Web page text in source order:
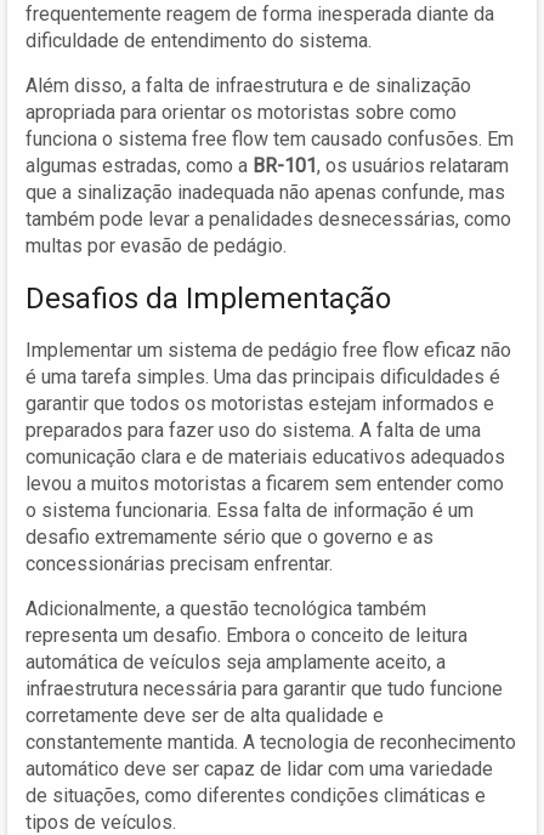
frequentemente reagem de forma inesperada diante da
dificuldade de entendimento do sistema.
Além disso, a falta de infraestrutura e de sinalização
apropriada para orientar os motoristas sobre como
funciona o sistema free flow tem causado confusões. Em
algumas estradas, como a BR-101, os usuários relataram
que a sinalização inadequada não apenas confunde, mas
também pode levar a penalidades desnecessárias, como
multas por evasão de pedágio.
Desafios da Implementação
Implementar um sistema de pedágio free flow eficaz não
é uma tarefa simples. Uma das principais dificuldades é
garantir que todos os motoristas estejam informados e
preparados para fazer uso do sistema. A falta de uma
comunicação clara e de materiais educativos adequados
levou a muitos motoristas a ficarem sem entender como
o sistema funcionaria. Essa falta de informação é um
desafio extremamente sério que o governo e as
concessionárias precisam enfrentar.
Adicionalmente, a questão tecnológica também
representa um desafio. Embora o conceito de leitura
automática de veículos seja amplamente aceito, a
infraestrutura necessária para garantir que tudo funcione
corretamente deve ser de alta qualidade e
constantemente mantida. A tecnologia de reconhecimento
automático deve ser capaz de lidar com uma variedade
de situações, como diferentes condições climáticas e
tipos de veículos.